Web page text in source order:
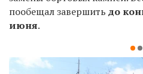
пообещал завершить до
июня.